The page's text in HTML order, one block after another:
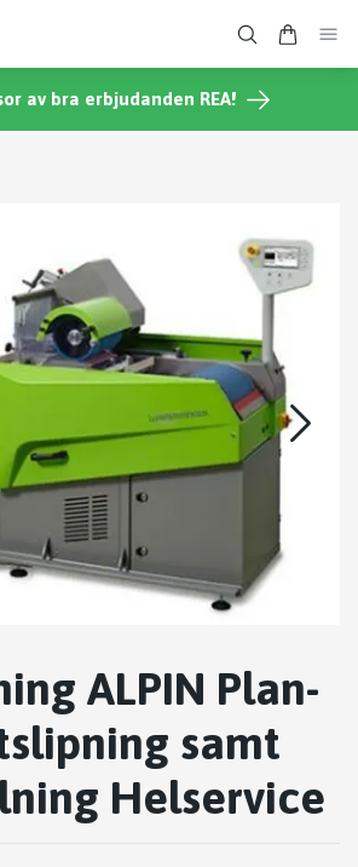
av bra erbjudanden REA!
ALPIN Plan-
samt
Helservice